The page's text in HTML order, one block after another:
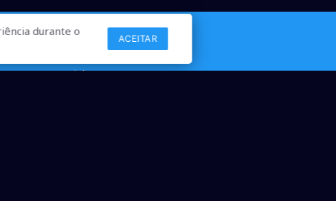
Comercial
durante o
ACEITAR